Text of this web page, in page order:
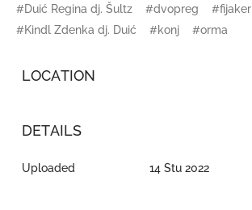
#Duić Regina dj. Šultz
#dvopreg
#fijaker
#Kindl Zdenka dj. Duić
#konj #orma
LOCATION
DETAILS
Uploaded 14 Stu 2022